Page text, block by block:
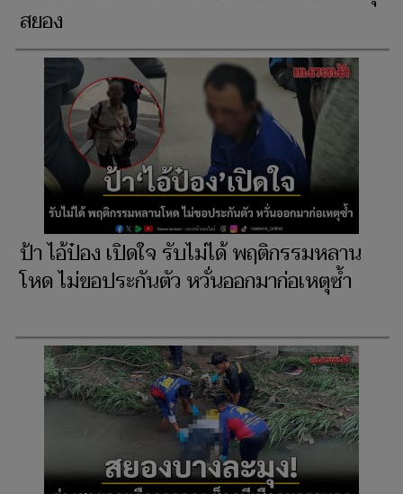
สยอง
ป้า ไอ้ป๋อง เปิดใจ รับไม่ได้ พฤติกรรมหลาน
โหด ไม่ขอประกันตัว หวั่นออกมาก่อเหตุซ้ำ